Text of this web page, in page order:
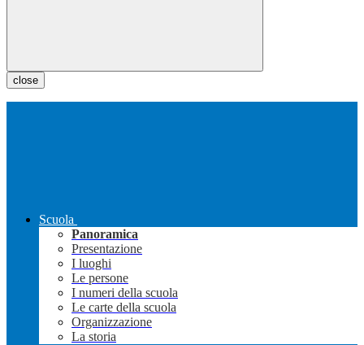
close
Scuola
Panoramica
Presentazione
I luoghi
Le persone
I numeri della scuola
Le carte della scuola
Organizzazione
La storia